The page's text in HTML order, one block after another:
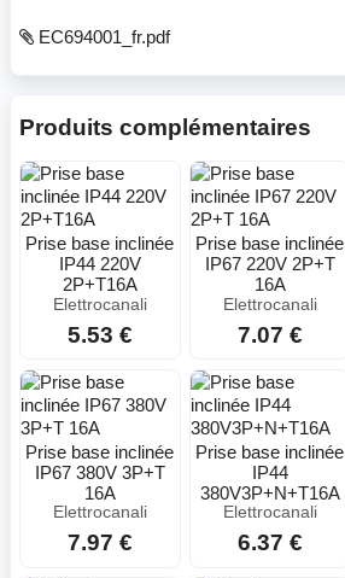
EC694001_fr.pdf
Produits complémentaires
Prise base inclinée
IP44 220V
2P+T16A
Elettrocanali
5.53 €
Prise base inclinée
IP67 220V 2P+T
16A
Elettrocanali
7.07 €
Prise base inclinée
IP67 380V 3P+T
16A
Elettrocanali
7.97 €
Prise base inclinée
IP44
380V3P+N+T16A
Elettrocanali
6.37 €